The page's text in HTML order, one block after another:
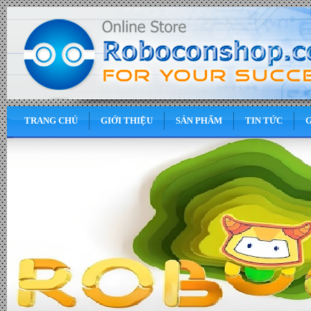
TRANG CHỦ GIỚI THIỆU SẢN PHẨM TIN TỨC